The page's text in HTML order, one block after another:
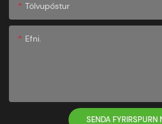
Tölvupóstur
Efni.
SENDA FYRIRSPURN